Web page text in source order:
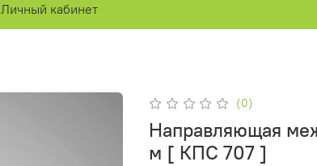
Личный кабинет
(0)
Направляющая
м [ КПС 707 ]